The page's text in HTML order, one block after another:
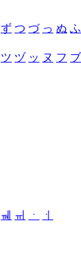
ず つ づ っ ぬ ふ
ツ ヅ ッ ヌ フ ブ
ㆋ ㆌ ㆍ
ㆎ